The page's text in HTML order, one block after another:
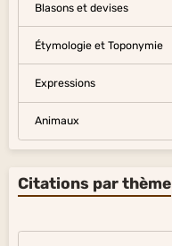
Blasons et devises
Étymologie et Toponymie
Expressions
Animaux
Citations par thème